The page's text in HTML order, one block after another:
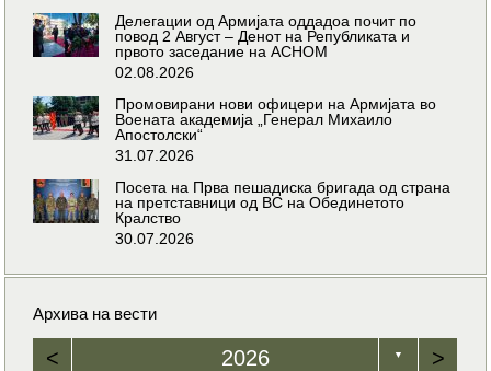
Делегации од Армијата оддадоа почит по
повод 2 Август – Денот на Републиката и
првото заседание на АСНОМ
02.08.2026
Промовирани нови офицери на Армијата во
Воената академија „Генерал Михаило
Апостолски“
31.07.2026
Посета на Прва пешадиска бригада од страна
на претставници од ВС на Обединетото
Кралство
30.07.2026
Архива на вести
< 2026 ▼ >